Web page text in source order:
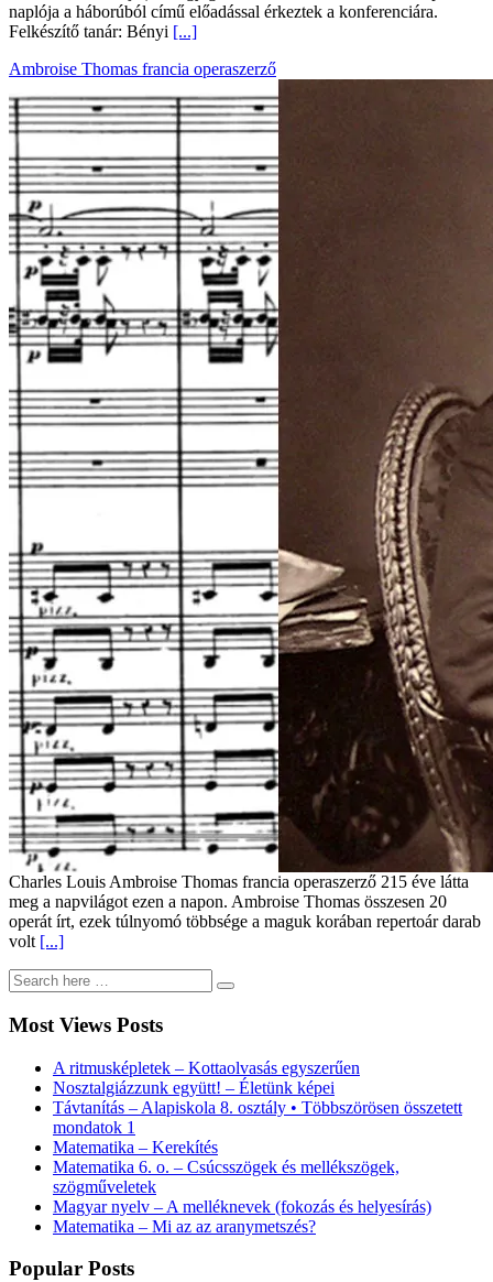
naplója a háborúból című előadással érkeztek a konferenciára.
Felkészítő tanár: Bényi [...]
Ambroise Thomas francia operaszerző
Charles Louis Ambroise Thomas francia operaszerző 215 éve látta
meg a napvilágot ezen a napon. Ambroise Thomas összesen 20
operát írt, ezek túlnyomó többsége a maguk korában repertoár darab
volt [...]
Most Views Posts
A ritmusképletek – Kottaolvasás egyszerűen
Nosztalgiázzunk együtt! – Életünk képei
Távtanítás – Alapiskola 8. osztály • Többszörösen összetett
mondatok 1
Matematika – Kerekítés
Matematika 6. o. – Csúcsszögek és mellékszögek,
szögműveletek
Magyar nyelv – A melléknevek (fokozás és helyesírás)
Matematika – Mi az az aranymetszés?
Popular Posts